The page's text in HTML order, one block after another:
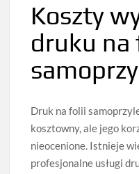
Koszty
druku na
Druk na folii
kosztowny, ale jego
nieocenione. Istnieje
profesjonalne usługi